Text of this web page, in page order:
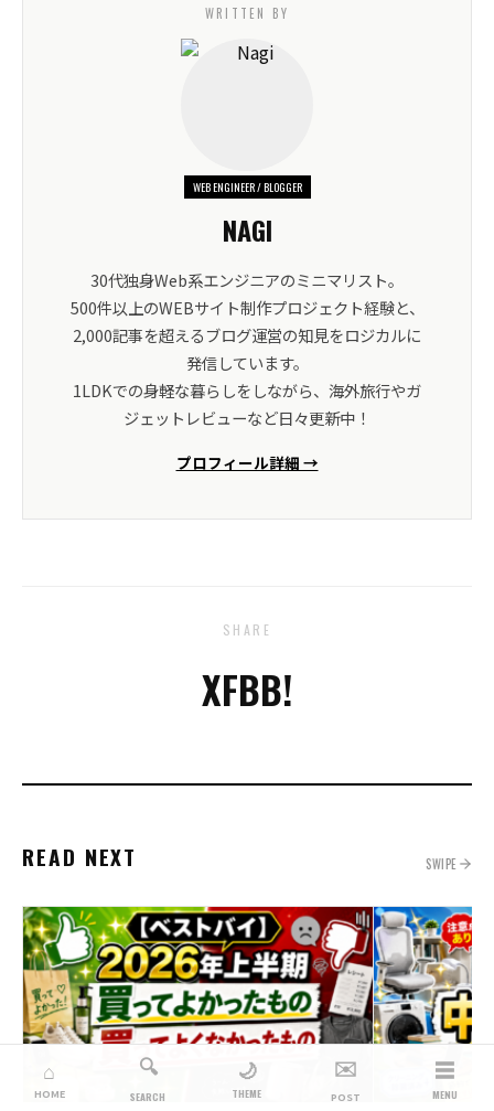
WRITTEN BY
WEB ENGINEER / BLOGGER
NAGI
30代独身Web系エンジニアのミニマリスト。
500件以上のWEBサイト制作プロジェクト経験と、
2,000記事を超えるブログ運営の知見をロジカルに
発信しています。
1LDKでの身軽な暮らしをしながら、海外旅行やガ
ジェットレビューなど日々更新中！
プロフィール詳細 →
SHARE
XFBB!
READ NEXT SWIPE
⌂
HOME
🔍
SEARCH
🌙
THEME
✉️
POST
☰
MENU